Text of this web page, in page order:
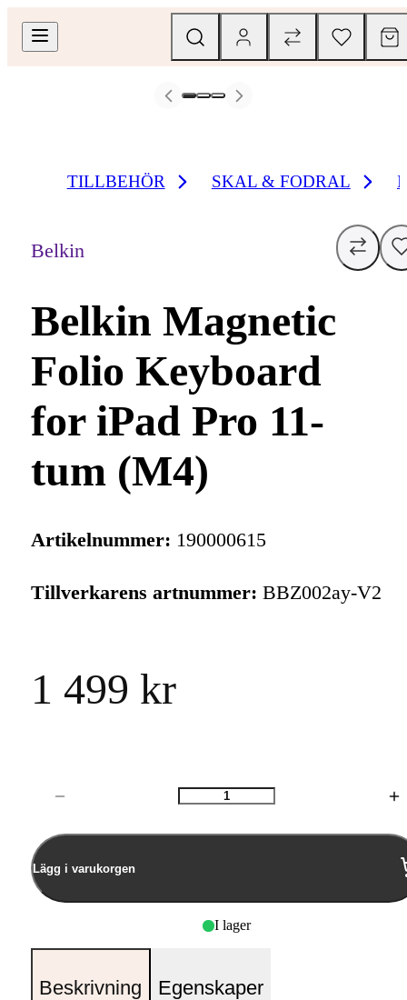
TILLBEHÖR SKAL & FODRAL
Belkin
Belkin Magnetic
Folio Keyboard
for iPad Pro 11-
tum (M4)
Artikelnummer: 190000615
Tillverkarens artnummer: BBZ002ay-V2
1 499 kr
Antal
Lägg i varukorgen
I lager
Beskrivning Egenskaper